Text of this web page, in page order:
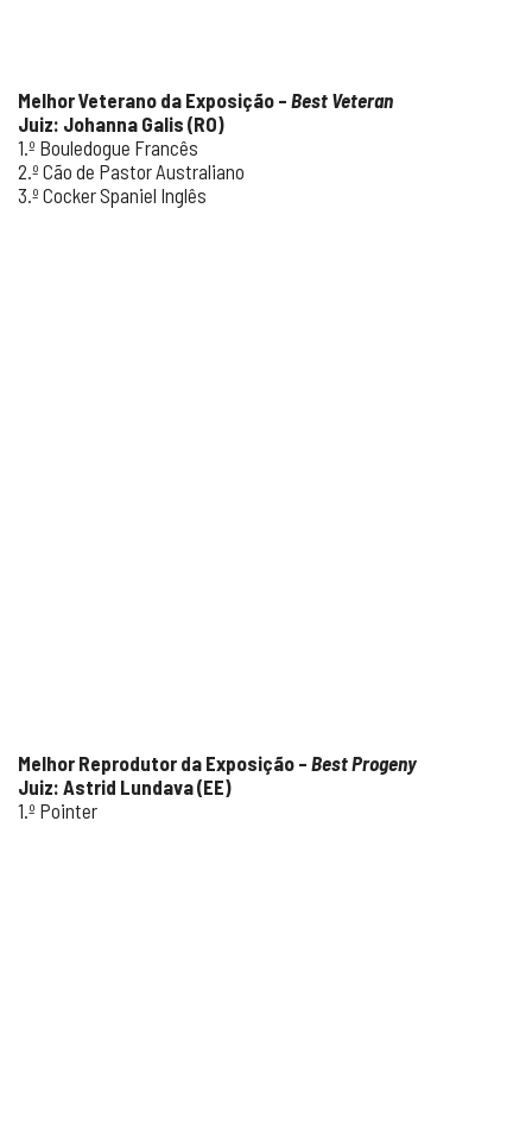
Melhor Veterano da Exposição – Best Veteran
Juiz: Johanna Galis (RO)
1.º Bouledogue Francês
2.º Cão de Pastor Australiano
3.º Cocker Spaniel Inglês
Melhor Reprodutor da Exposição – Best Progeny
Juiz: Astrid Lundava (EE)
1.º Pointer